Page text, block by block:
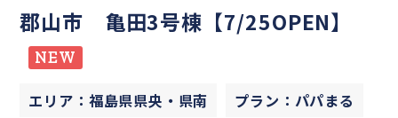
郡山市 亀田3号棟【7/25OPEN】
NEW
エリア：福島県県央・県南 プラン：パパまる